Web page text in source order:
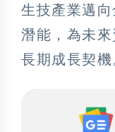
生技產業邁
潛能，為未
長期成長契機